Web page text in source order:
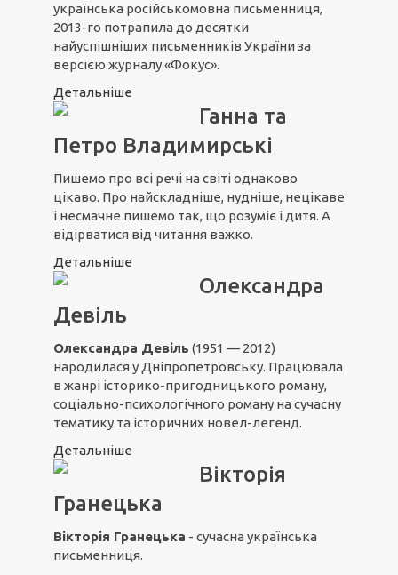
українська російськомовна письменниця,
2013-го потрапила до десятки
найуспішніших письменників України за
версією журналу «Фокус».
Детальніше
Ганна та
Петро Владимирські
Пишемо про всі речі на світі однаково
цікаво. Про найскладніше, нудніше, нецікаве
і несмачне пишемо так, що розуміє і дитя. А
відірватися від читання важко.
Детальніше
Олександра
Девіль
Олександра Девіль (1951 — 2012)
народилася у Дніпропетровську. Працювала
в жанрі історико-пригодницького роману,
соціально-психологічного роману на сучасну
тематику та історичних новел-легенд.
Детальніше
Вікторія
Гранецька
Вікторія Гранецька - сучасна українська
письменниця.